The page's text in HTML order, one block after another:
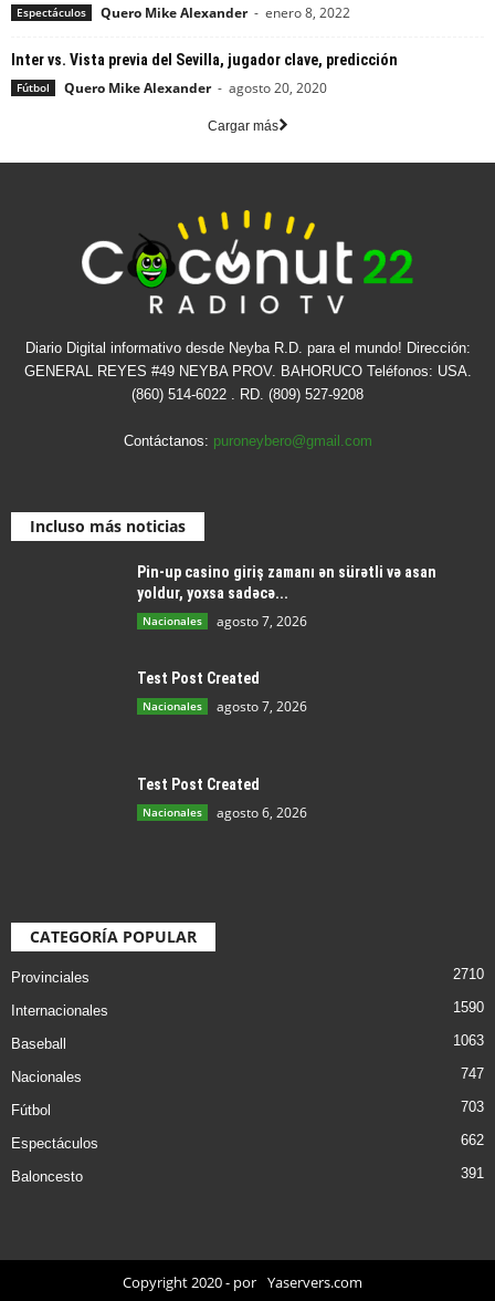
Espectáculos Quero Mike Alexander - enero 8, 2022
Inter vs. Vista previa del Sevilla, jugador clave, predicción
Fútbol Quero Mike Alexander - agosto 20, 2020
Cargar más
Diario Digital informativo desde Neyba R.D. para el mundo! Dirección:
GENERAL REYES #49 NEYBA PROV. BAHORUCO Teléfonos: USA.
(860) 514-6022 . RD. (809) 527-9208
Contáctanos: puroneybero@gmail.com
Incluso más noticias
Pin-up casino giriş zamanı ən sürətli və asan
yoldur, yoxsa sadəcə...
Nacionales agosto 7, 2026
Test Post Created
Nacionales agosto 7, 2026
Test Post Created
Nacionales agosto 6, 2026
CATEGORÍA POPULAR
Provinciales 2710
Internacionales 1590
Baseball 1063
Nacionales 747
Fútbol 703
Espectáculos 662
Baloncesto 391
Copyright 2020 - por Yaservers.com